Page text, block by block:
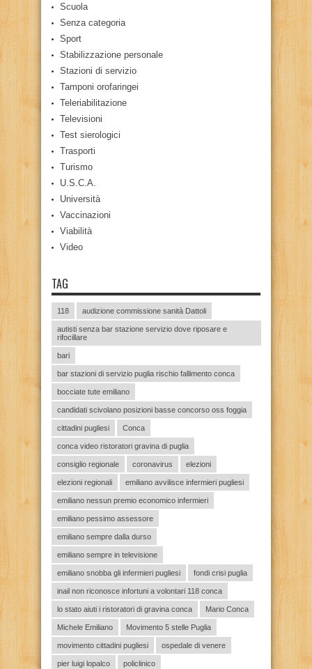
Scuola
Senza categoria
Sport
Stabilizzazione personale
Stazioni di servizio
Tamponi orofaringei
Teleriabilitazione
Televisioni
Test sierologici
Trasporti
Turismo
U.S.C.A.
Università
Vaccinazioni
Viabilità
Video
TAG
118 audizione commissione sanità Dattoli
autisti senza bar stazione servizio dove riposare e
rifocillare
bari
bar stazioni di servizio puglia rischio fallimento conca
bocciate tute emiliano
candidati scivolano posizioni basse concorso oss foggia
cittadini pugliesi Conca
conca video ristoratori gravina di puglia
consiglio regionale coronavirus elezioni
elezioni regionali emiliano avvilisce infermieri pugliesi
emiliano nessun premio economico infermieri
emiliano pessimo assessore
emiliano sempre dalla durso
emiliano sempre in televisione
emiliano snobba gli infermieri pugliesi fondi crisi puglia
inail non riconosce infortuni a volontari 118 conca
lo stato aiuti i ristoratori di gravina conca Mario Conca
Michele Emiliano Movimento 5 stelle Puglia
movimento cittadini pugliesi ospedale di venere
pier luigi lopalco policlinico